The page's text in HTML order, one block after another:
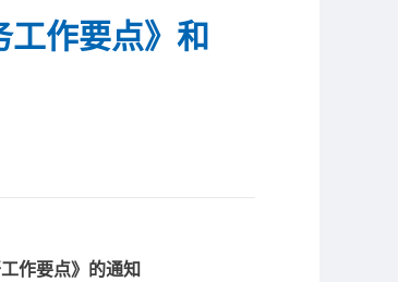
作要点》和
作要点》的通知